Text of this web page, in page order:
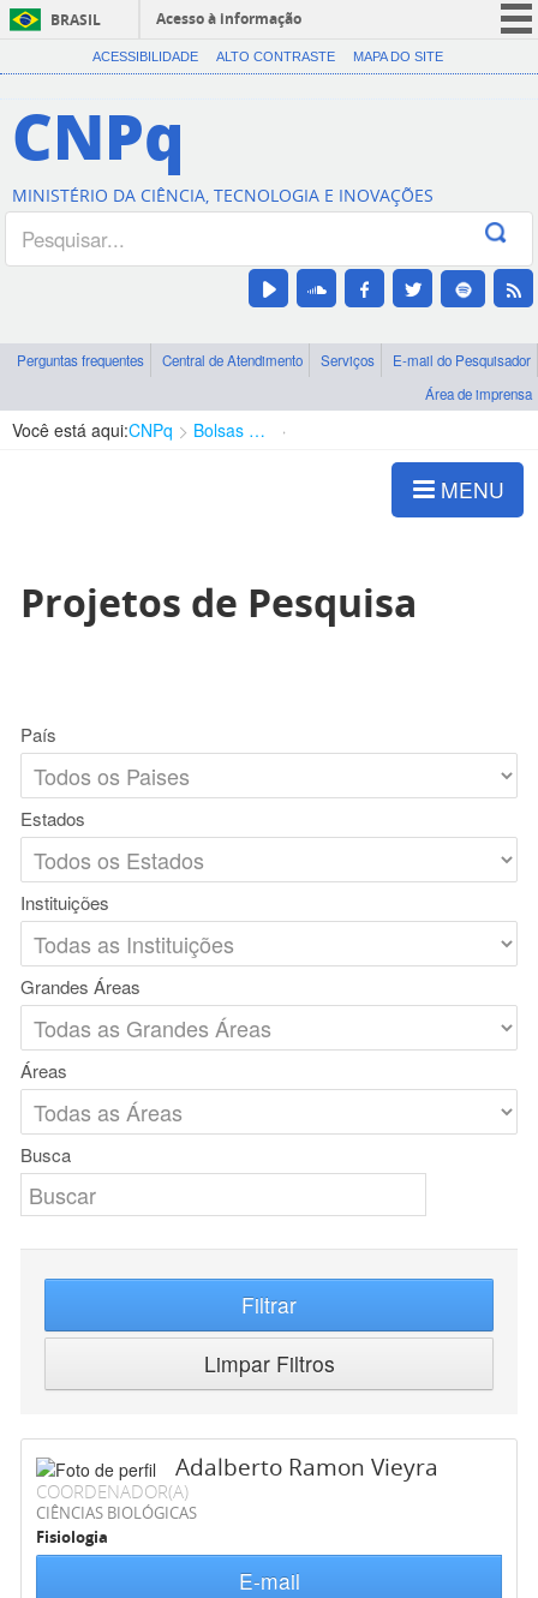
BRASIL
Acesso à informação
CORONAVÍRUS (COVID-19)
Canais
ACESSIBILIDADE ALTO CONTRASTE MAPA DO SITE
CNPq
MINISTÉRIO DA CIÊNCIA, TECNOLOGIA E INOVAÇÕES
Perguntas frequentes Central de Atendimento Serviços
E-mail do Pesquisador
Área de imprensa
Você está aqui:CNPq Bolsas e Auxílios Vigentes
MENU
Projetos de Pesquisa
País
Estados
Instituições
Grandes Áreas
Áreas
Busca
Filtrar
Limpar Filtros
Adalberto Ramon Vieyra
COORDENADOR(A)
CIÊNCIAS BIOLÓGICAS
Fisiologia
E-mail